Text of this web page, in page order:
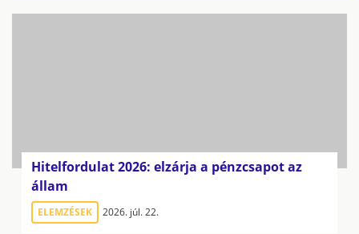
Hitelfordulat 2026: elzárja a pénzcsapot az
állam
ELEMZÉSEK 2026. júl. 22.